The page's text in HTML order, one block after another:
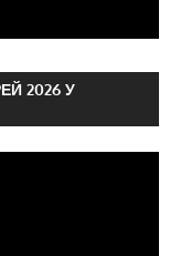
2026 У